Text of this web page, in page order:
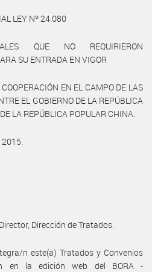
LEY Nº 24.080
QUE NO REQUIRIERON
SU ENTRADA EN VIGOR
EN EL CAMPO DE LAS
EL GOBIERNO DE LA REPÚBLICA
LA REPÚBLICA POPULAR CHINA.
Dirección de Tratados.
n este(a) Tratados y Convenios
en la edición web del BORA -